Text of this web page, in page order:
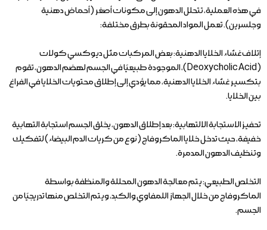
في هذه العملية، تتحلل الدهون إلى مكونات أصغر (أحماض دهنية
وجلسرين). تعمل المواد المحقونة بطرق مختلفة:
إتلاف غشاء الخلايا الدهنية: بعض المركبات مثل ديوكسي كولات
(Deoxycholic Acid)، الموجودة طبيعيًا في الجسم لهضم الدهون، تقوم
بتكسير غشاء الخلايا الدهنية، مما يؤدي إلى إطلاق محتويات الخلايا في الفراغ
بين الخلايا.
تحفيز الاستجابة الالتهابية: بعد إطلاق الدهون، يخلق الجسم استجابة التهابية
خفيفة، حيث تدخل خلايا الماكروفاج (نوع من كريات الدم البيضاء) لتفكيك
وتنظيف الدهون المدمرة.
التخلص الطبيعي: يتم معالجة الدهون المحللة والمنظفة بواسطة
الماكروفاج من خلال الجهاز اللمفاوي والكبد، ويتم التخلص منها تدريجيًا من
الجسم.